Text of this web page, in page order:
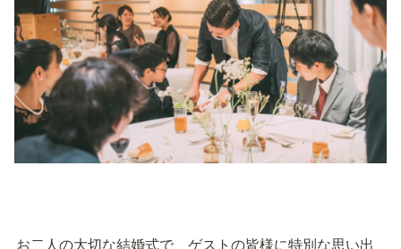
お二人の大切な結婚式で、ゲストの皆様に特別な思い出